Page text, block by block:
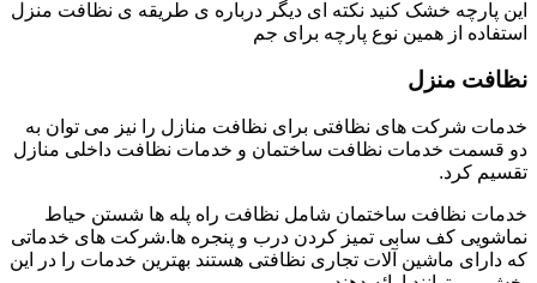
این پارچه خشک کنید نکته ای دیگر درباره ی طریقه ی نظافت منزل
استفاده از همین نوع پارچه برای جم
نظافت منزل
خدمات شرکت های نظافتی برای نظافت منازل را نیز می توان به
دو قسمت خدمات نظافت ساختمان و خدمات نظافت داخلی منازل
تقسیم کرد.
خدمات نظافت ساختمان شامل نظافت راه پله ها شستن حیاط
نماشویی کف سابی تمیز کردن درب و پنجره ها.شرکت های خدماتی
که دارای ماشین آلات تجاری نظافتی هستند بهترین خدمات را در این